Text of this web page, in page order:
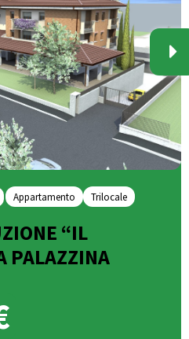
Appartamento Trilocale
“IL
PALAZZINA